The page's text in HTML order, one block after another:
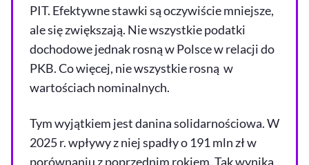
PIT. Efektywne stawki są oczywiście mniejsze,
ale się zwiększają. Nie wszystkie podatki
dochodowe jednak rosną w Polsce w relacji do
PKB. Co więcej, nie wszystkie rosną w
wartościach nominalnych.
Tym wyjątkiem jest danina solidarnościowa. W
2025 r. wpływy z niej spadły o 191 mln zł w
porównaniu z poprzednim rokiem. Tak wynika